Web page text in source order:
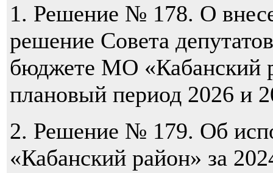
1. Решение № 178. О
решение Совета
бюджете МО «Кабанский
плановый период 2026 и
2. Решение № 179. Об
«Кабанский район» за